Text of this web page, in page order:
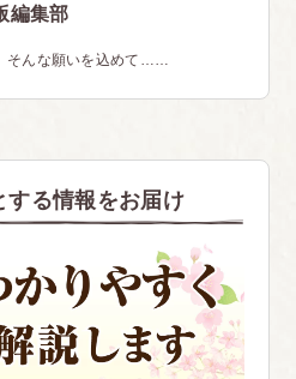
編集部
そんな願いを込めて……
する情報をお届け